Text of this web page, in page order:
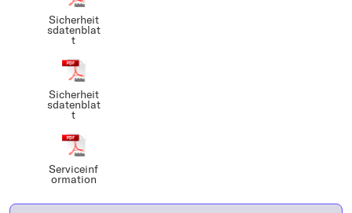
Sicherheit
sdatenblat
t
Sicherheit
sdatenblat
t
Serviceinf
ormation